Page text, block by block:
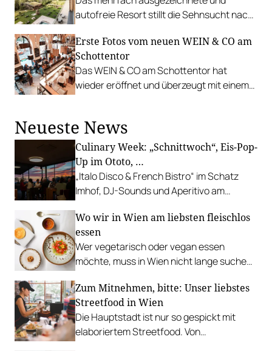
autofreie Resort stillt die Sehnsucht nach
frischer Nationalpark-Luft ein. Das
besondere Feel-Good-Geheimnis wartet
ab dem Sommer 2021 im Wald um das
Resort: Drei neue Kraftplätze sorgen für
Erste Fotos vom neuen WEIN & CO am
Schottentor
Das WEIN & CO am Schottentor hat
wieder eröffnet und überzeugt mit einem
Neueste News
Culinary Week: „Schnittwoch“, Eis-Pop-
Up im Ototo, …
„Italo Disco & French Bistro“ im Schatz
Imhof, DJ-Sounds und Aperitivo am
Palme, „Fridays for Furmint“ u. v. m.
Wo wir in Wien am liebsten fleischlos
essen
Wer vegetarisch oder vegan essen
möchte, muss in Wien nicht lange suchen.
besonders.
Zum Mitnehmen, bitte: Unser liebstes
Streetfood in Wien
Die Hauptstadt ist nur so gespickt mit
elaboriertem Streetfood. Von